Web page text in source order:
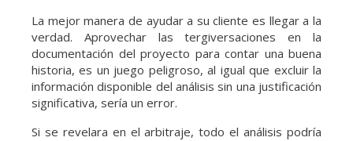
La mejor manera de ayudar a su cliente es llegar a la
verdad. Aprovechar las tergiversaciones en la
documentación del proyecto para contar una buena
historia, es un juego peligroso, al igual que excluir la
información disponible del análisis sin una justificación
significativa, sería un error.
Si se revelara en el arbitraje, todo el análisis podría